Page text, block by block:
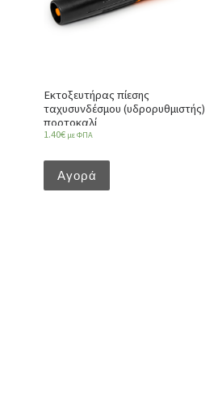
Εκτοξευτήρας πίεσης
ταχυσυνδέσμου (υδρορυθμιστής)
πορτοκαλί
1.40€ με ΦΠΑ
Αγορά